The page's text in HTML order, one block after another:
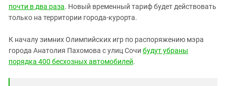
почти в два раза. Новый временный тариф будет действовать
только на территории города-курорта.
К началу зимних Олимпийских игр по распоряжению мэра
города Анатолия Пахомова с улиц Сочи будут убраны
порядка 400 бесхозных автомобилей.